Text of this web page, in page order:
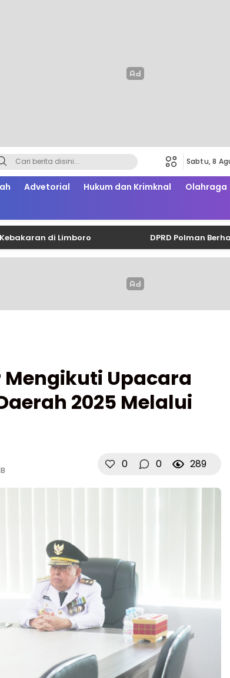
Sabtu, 8
Advetorial Hukum dan Krimknal Olahraga
di Limboro DPRD Polman Berhasil
Upacara
2025 Melalui
0 0 289